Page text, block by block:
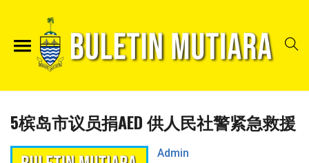
5槟岛市议员捐AED 供人民社警紧急救援
Admin